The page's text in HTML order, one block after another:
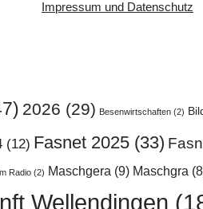
Impressum und Datenschutz
2026 (29) Besenwirtschaften (2)
(12) Fasnet 2025 (33)
Radio (2) Maschgera (9) Maschgra
Wellendingen